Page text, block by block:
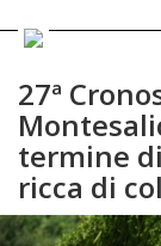
27ª
termine
ricca di